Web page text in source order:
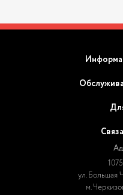
ул. Большая
м.